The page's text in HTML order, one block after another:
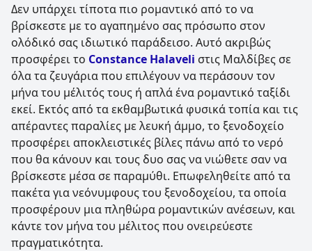
Δεν υπάρχει τίποτα πιο ρομαντικό από το να
βρίσκεστε με το αγαπημένο σας πρόσωπο στον
ολόδικό σας ιδιωτικό παράδεισο. Αυτό ακριβώς
προσφέρει το Constance Halaveli στις Μαλδίβες σε
όλα τα ζευγάρια που επιλέγουν να περάσουν τον
μήνα του μέλιτός τους ή απλά ένα ρομαντικό ταξίδι
εκεί. Εκτός από τα εκθαμβωτικά φυσικά τοπία και τις
απέραντες παραλίες με λευκή άμμο, το ξενοδοχείο
προσφέρει αποκλειστικές βίλες πάνω από το νερό
που θα κάνουν και τους δυο σας να νιώθετε σαν να
βρίσκεστε μέσα σε παραμύθι. Επωφεληθείτε από τα
πακέτα για νεόνυμφους του ξενοδοχείου, τα οποία
προσφέρουν μια πληθώρα ρομαντικών ανέσεων, και
κάντε τον μήνα του μέλιτος που ονειρεύεστε
πραγματικότητα.